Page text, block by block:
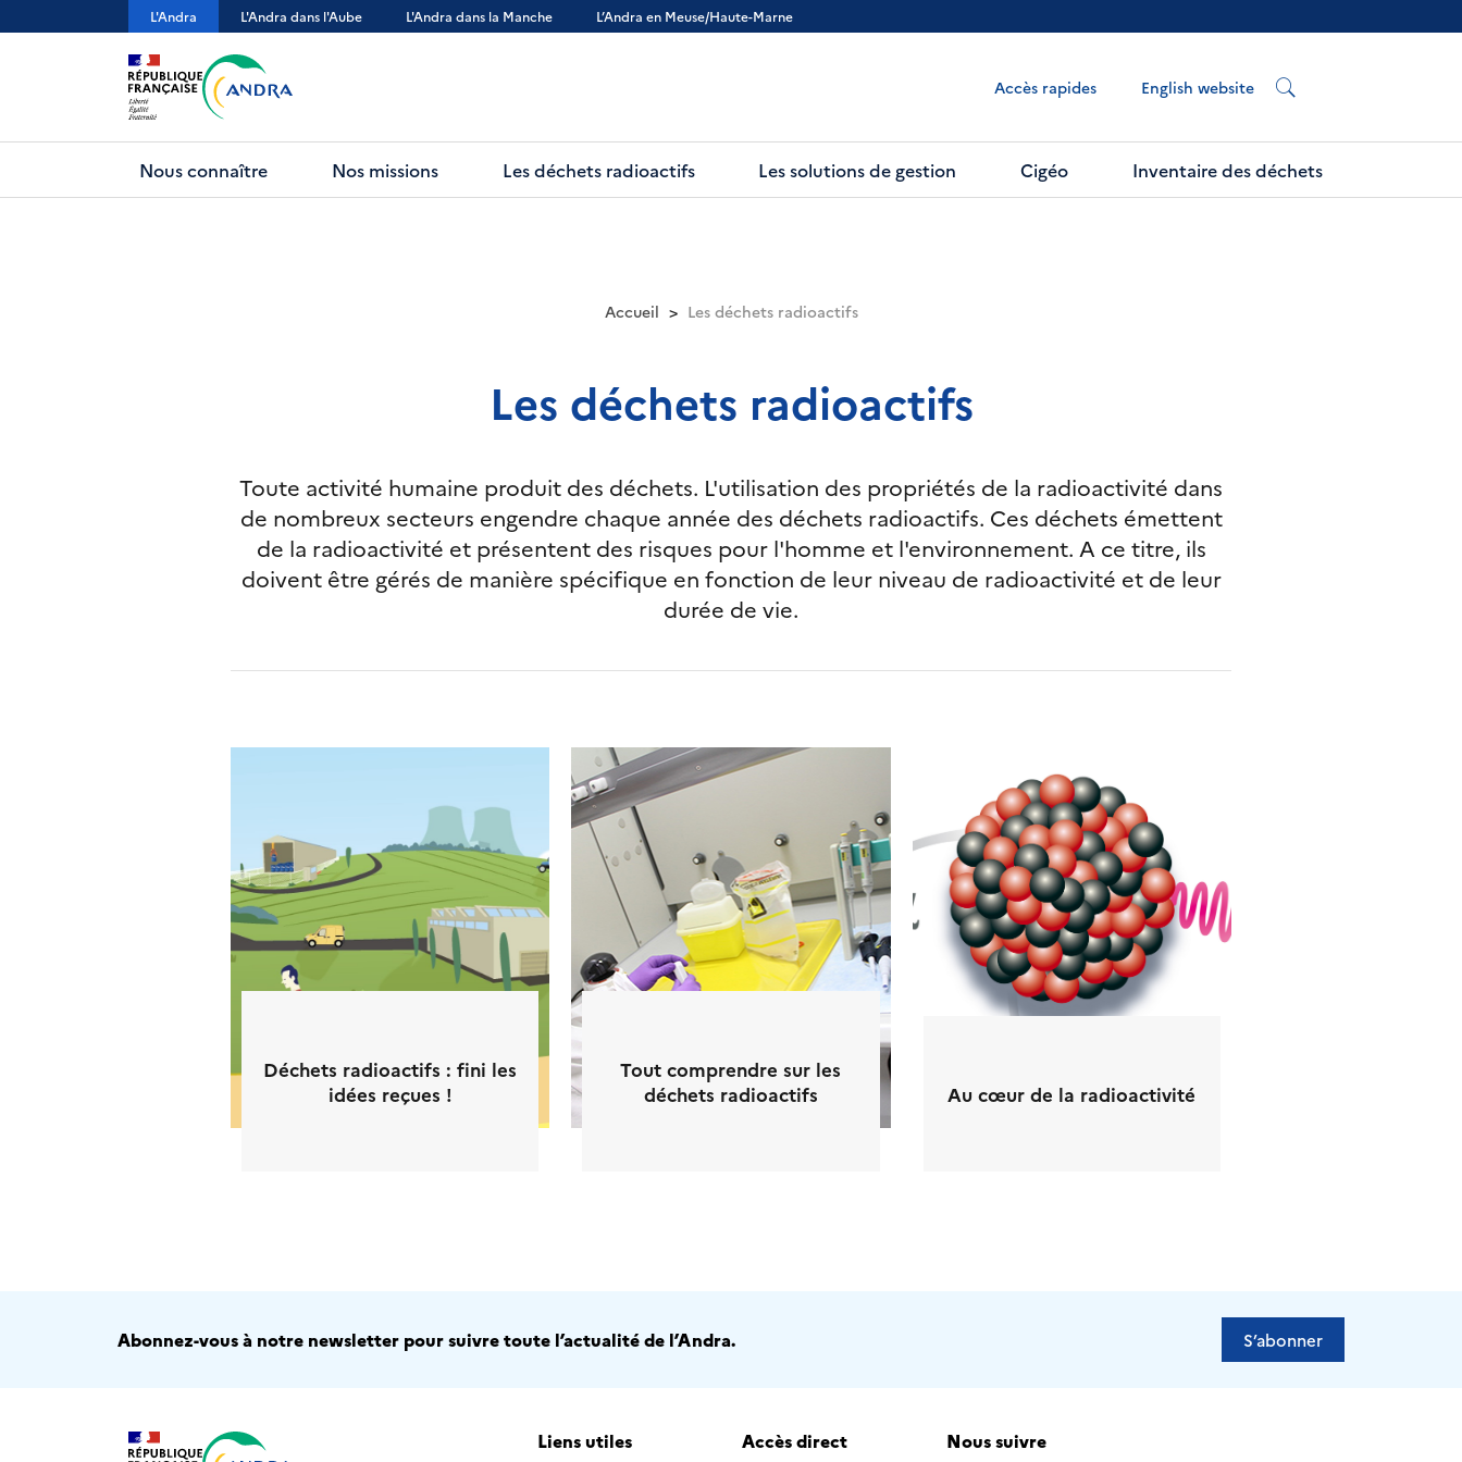
au
L'Andra L'Andra dans l'Aube L'Andra dans la Manche L’Andra en Meuse/Haute-Marne
Accès rapides English website
Nous connaître Nos missions Les déchets radioactifs Les solutions de gestion Cigéo Inventaire des déchets
Accueil Les déchets radioactifs
Les déchets radioactifs
Toute activité humaine produit des déchets. L'utilisation des propriétés de la radioactivité dans
de nombreux secteurs engendre chaque année des déchets radioactifs. Ces déchets émettent
de la radioactivité et présentent des risques pour l'homme et l'environnement. A ce titre, ils
doivent être gérés de manière spécifique en fonction de leur niveau de radioactivité et de leur
durée de vie.
Déchets radioactifs : fini les
idées reçues !
Tout comprendre sur les
déchets radioactifs
Au cœur de la radioactivité
Abonnez-vous à notre newsletter pour suivre toute l’actualité de l’Andra. S’abonner
Liens utiles Accès direct Nous suivre